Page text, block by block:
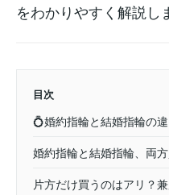
をわかりやすく解説し
目次
💍婚約指輪と結婚指輪の
婚約指輪と結婚指輪、両
片方だけ買うのはアリ？